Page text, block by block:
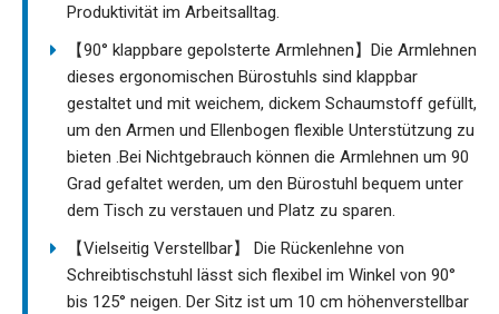
Produktivität im Arbeitsalltag.
【90° klappbare gepolsterte Armlehnen】Die Armlehnen
dieses ergonomischen Bürostuhls sind klappbar
gestaltet und mit weichem, dickem Schaumstoff gefüllt,
um den Armen und Ellenbogen flexible Unterstützung zu
bieten .Bei Nichtgebrauch können die Armlehnen um 90
Grad gefaltet werden, um den Bürostuhl bequem unter
dem Tisch zu verstauen und Platz zu sparen.
【Vielseitig Verstellbar】 Die Rückenlehne von
Schreibtischstuhl lässt sich flexibel im Winkel von 90°
bis 125° neigen. Der Sitz ist um 10 cm höhenverstellbar